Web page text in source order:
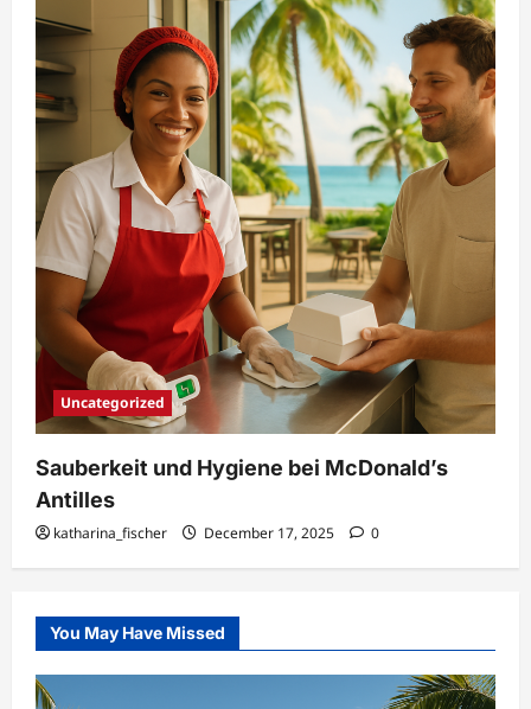
Uncategorized
Sauberkeit und Hygiene bei McDonald’s
Antilles
katharina_fischer December 17, 2025 0
You May Have Missed